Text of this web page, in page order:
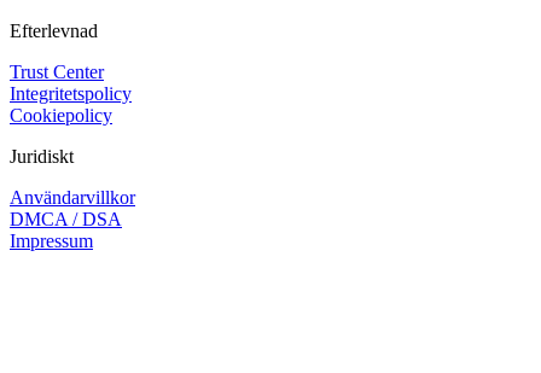
Efterlevnad
Trust Center
Integritetspolicy
Cookiepolicy
Juridiskt
Användarvillkor
DMCA / DSA
Impressum